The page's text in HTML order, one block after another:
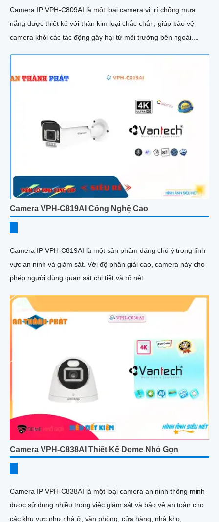
Camera IP VPH-C809AI là một loại camera vị trí chống mưa
nắng được thiết kế với thân kim loại chắc chắn, giúp bảo vệ
camera khỏi các tác động gây hại từ môi trường bên ngoài....
Camera VPH-C819AI Công Nghệ Cao
Camera IP VPH-C819AI là một sản phẩm đáng chú ý trong lĩnh
vực an ninh và giám sát. Với độ phân giải cao, camera này cho
phép người dùng quan sát chi tiết và rõ nét
Camera VPH-C838AI Thiết Kế Dome Nhỏ Gọn
Camera IP VPH-C838AI là một loại camera an ninh thông minh
được sử dụng nhiều trong việc giám sát và bảo vệ an toàn cho
các khu vực như nhà ở, văn phòng, cửa hàng, nhà kho,